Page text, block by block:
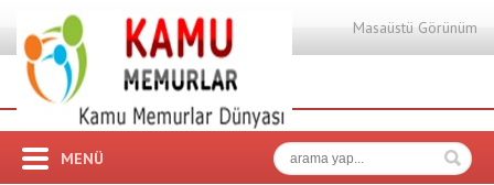
Masaüstü Görünüm
MENÜ